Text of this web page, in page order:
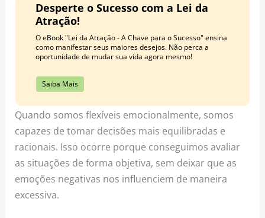
Desperte o Sucesso com a Lei da
Atração!
O eBook "Lei da Atração - A Chave para o Sucesso" ensina
como manifestar seus maiores desejos. Não perca a
oportunidade de mudar sua vida agora mesmo!
Saiba Mais
Quando somos flexíveis emocionalmente, somos
capazes de tomar decisões mais equilibradas e
racionais. Isso ocorre porque conseguimos avaliar
as situações de forma objetiva, sem deixar que as
emoções negativas nos influenciem de maneira
excessiva.